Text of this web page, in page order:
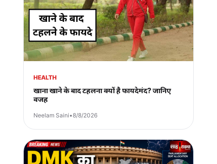
HEALTH
खाना खाने के बाद टहलना क्यों है फायदेमंद? जानिए
वजह
Neelam Saini•8/8/2026